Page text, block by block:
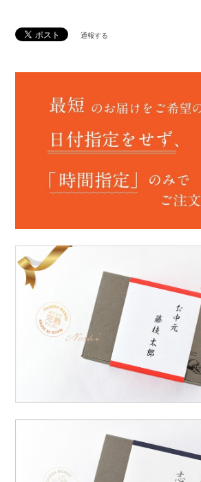
通報する